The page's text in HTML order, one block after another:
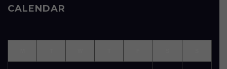
CALENDAR